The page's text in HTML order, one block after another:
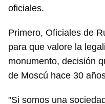
oficiales.
Primero, Oficiales de
para que valore la
monumento, decisión
de Moscú hace 30
"Si somos una